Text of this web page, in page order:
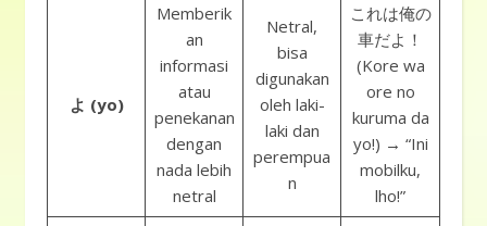
よ (yo)
Memberik
an
informasi
atau
penekanan
dengan
nada lebih
netral
Netral,
bisa
digunakan
oleh laki-
laki dan
perempua
n
これは俺の
車だよ！
(Kore wa
ore no
kuruma da
yo!) → “Ini
mobilku,
lho!”